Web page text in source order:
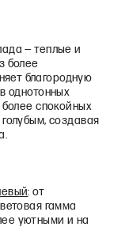
— теплые и
более
благородную
однотонных
спокойных
создавая
: от
гамма
уютными и на